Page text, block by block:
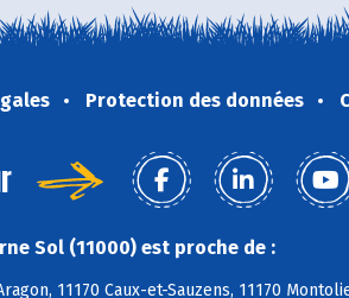
Protection des données
Sol (11000) est proche de :
11170 Caux-et-Sauzens, 11170